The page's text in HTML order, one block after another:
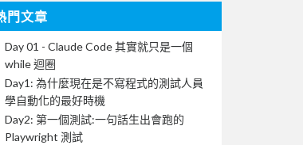
門文章
Day 01 - Claude Code 其實就只是一個
while 迴圈
Day1: 為什麼現在是不寫程式的測試人員
學自動化的最好時機
Day2: 第一個測試:一句話生出會跑的
Playwright 測試